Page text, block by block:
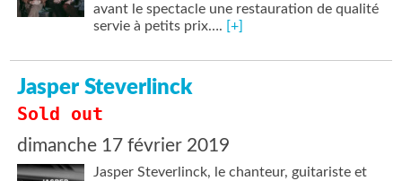
avant le spectacle une restauration de qualité
servie à petits prix…. [+]
Jasper Steverlinck
Sold out
dimanche 17 février 2019
Jasper Steverlinck, le chanteur, guitariste et